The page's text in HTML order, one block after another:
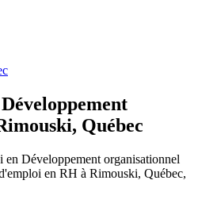
Québec
en Développement organisationnel
en RH à Rimouski, Québec,